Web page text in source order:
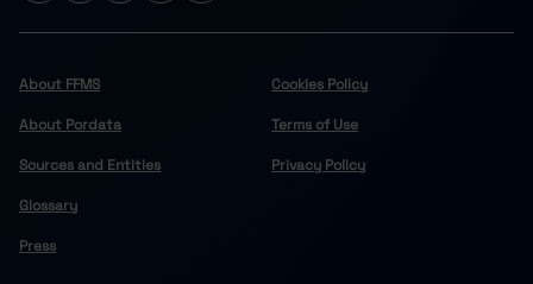
About FFMS
About Pordata
Sources and Entities
Glossary
Press
Cookies Policy
Terms of Use
Privacy Policy